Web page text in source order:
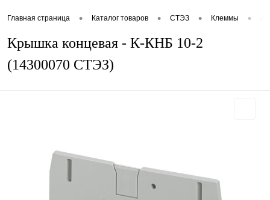
Главная страница • Каталог товаров • СТЭЗ • Клеммы •
Крышка концевая - К-КНБ 10-2
(14300070 СТЭЗ)